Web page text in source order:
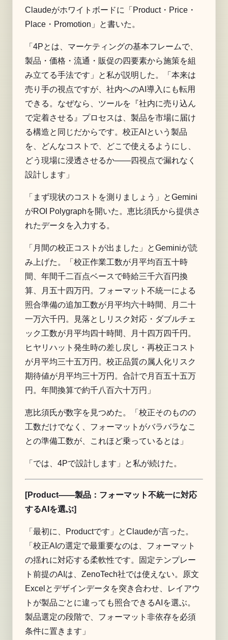
Claudeがホワイトボードに「Product・Price・
Place・Promotion」と書いた。
「4Pとは、マーケティングの基本フレームで、
製品・価格・流通・販促の四要素から施策を組
み立てる手法です」と私が説明した。「本来は
売り手の視点ですが、社内へのAI導入にも転用
できる。なぜなら、ツールを『社内に売り込ん
で定着させる』プロセスは、製品を市場に届け
る構造と同じだからです。校正AIという製品
を、どんなコストで、どこで使えるようにし、
どう現場に浸透させるか——四視点で漏れなく
設計します」
「まず現状のコストを測りましょう」とGemini
がROI Polygraphを開いた。恵比須氏から提供さ
れたデータを入力する。
「月間の校正コストが出ました」とGeminiが読
み上げた。「校正作業工数が月平均百五十時
間、年間千二百点ベースで時給三千六百円換
算、月五十四万円。フォーマット不統一による
照合準備の追加工数が月平均六十時間、月二十
一万六千円。見落としリスク対応・ダブルチェ
ック工数が月平均四十時間、月十四万四千円。
ヒヤリハット発生時の差し戻し・再校正コスト
が月平均三十五万円。校正品質の属人化リスク
期待値が月平均三十万円。合計で月百五十五万
円。年間換算で約千八百六十万円」
恵比須氏が数字を見つめた。「校正そのものの
工数だけでなく、フォーマットがバラバラなこ
との準備工数が、これほど乗っているとは」
「では、4Pで設計します」と私が続けた。
[Product——製品：フォーマット不統一に対応
するAIを選ぶ]
「最初に、Productです」とClaudeが言った。
「校正AIの選定で最重要なのは、フォーマット
の揺れに対応する柔軟性です。固定テンプレー
ト前提のAIは、ZenoTech社では使えない。原文
Excelとデザインデータを突き合わせ、レイアウ
トが製品ごとに違っても照合できるAIを選ぶ。
製品選定の段階で、フォーマット非依存を必須
条件に置きます」